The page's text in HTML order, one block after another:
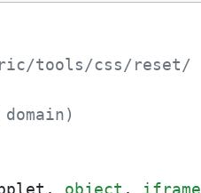
tools/css/reset/
object , iframe